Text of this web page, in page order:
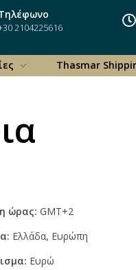
2104225616
Thasmar
ώρας: GMT+2
Ελλάδα, Ευρώπη
Ευρώ